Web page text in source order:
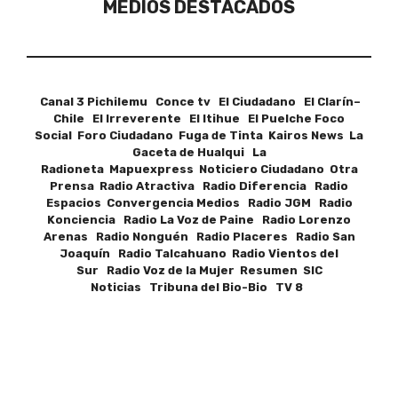
MEDIOS DESTACADOS
Canal 3 Pichilemu Conce tv El Ciudadano El Clarín–
Chile El Irreverente El Itihue El Puelche Foco
Social Foro Ciudadano Fuga de Tinta Kairos News La
Gaceta de Hualqui La
Radioneta Mapuexpress Noticiero Ciudadano Otra
Prensa Radio Atractiva Radio Diferencia Radio
Espacios Convergencia Medios Radio JGM Radio
Konciencia Radio La Voz de Paine Radio Lorenzo
Arenas Radio Nonguén Radio Placeres Radio San
Joaquín Radio Talcahuano Radio Vientos del
Sur Radio Voz de la Mujer Resumen SIC
Noticias Tribuna del Bio-Bio TV 8